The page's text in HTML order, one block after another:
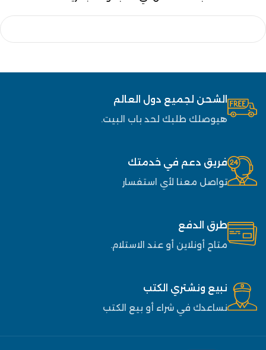
الشحن لجميع دول العالم
هيوصلك طلبك لحد باب البيت.
فريق دعم في خدمتك
تواصل معنا لأي استفسار
طرق الدفع
متاح أونلاين أو عند الاستلام.
نبيع ونشتري الكتب
نساعدك في شراء أو بيع الكتب